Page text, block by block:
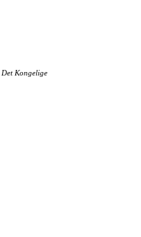
Det Kongelige